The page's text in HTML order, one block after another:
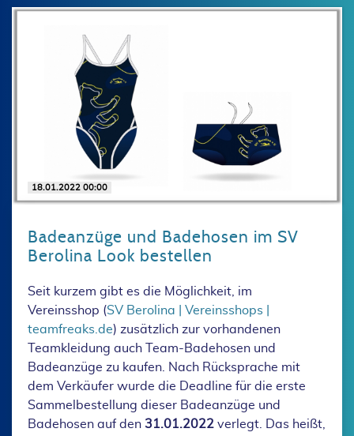
18.01.2022 00:00
Badeanzüge und Badehosen im SV
Berolina Look bestellen
Seit kurzem gibt es die Möglichkeit, im
Vereinsshop (SV Berolina | Vereinsshops |
teamfreaks.de) zusätzlich zur vorhandenen
Teamkleidung auch Team-Badehosen und
Badeanzüge zu kaufen. Nach Rücksprache mit
dem Verkäufer wurde die Deadline für die erste
Sammelbestellung dieser Badeanzüge und
Badehosen auf den 31.01.2022 verlegt. Das heißt,